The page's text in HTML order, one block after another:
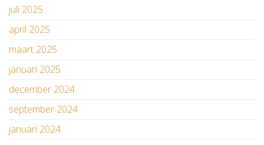
juli 2025
april 2025
maart 2025
januari 2025
december 2024
september 2024
januari 2024